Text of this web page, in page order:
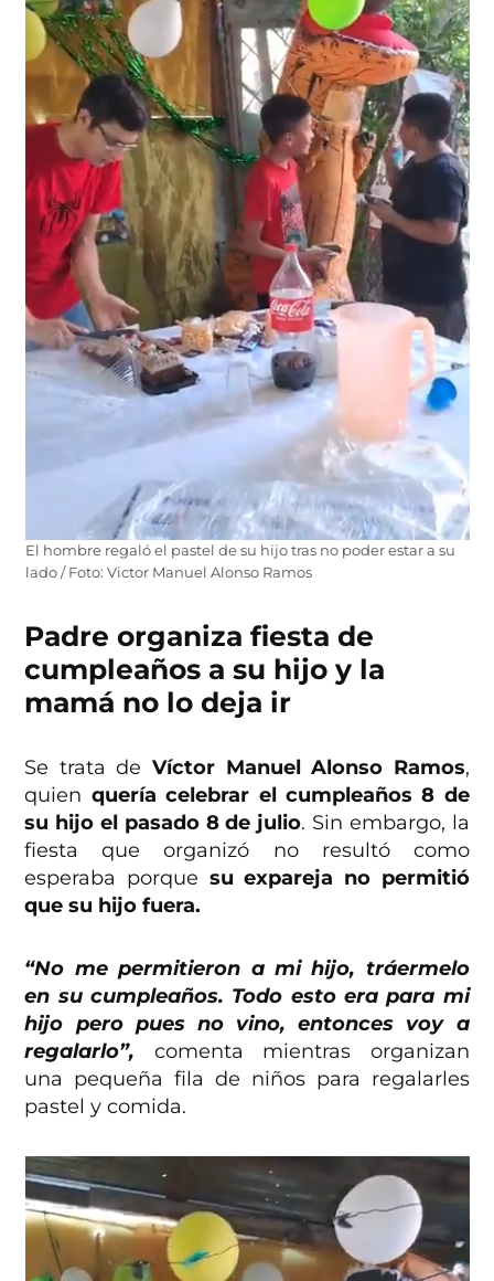
El hombre regaló el pastel de su hijo tras no poder estar a su
lado / Foto: Victor Manuel Alonso Ramos
Padre organiza fiesta de
cumpleaños a su hijo y la
mamá no lo deja ir
Se trata de Víctor Manuel Alonso Ramos,
quien quería celebrar el cumpleaños 8 de
su hijo el pasado 8 de julio. Sin embargo, la
fiesta que organizó no resultó como
esperaba porque su expareja no permitió
que su hijo fuera.
“No me permitieron a mi hijo, tráermelo
en su cumpleaños. Todo esto era para mi
hijo pero pues no vino, entonces voy a
regalarlo”, comenta mientras organizan
una pequeña fila de niños para regalarles
pastel y comida.